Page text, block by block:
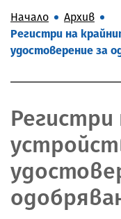
Начало
Архив
Регистри на
удостоверение за